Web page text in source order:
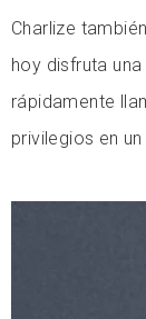
Charlize
hoy disfruta
rápidamente
privilegios en un